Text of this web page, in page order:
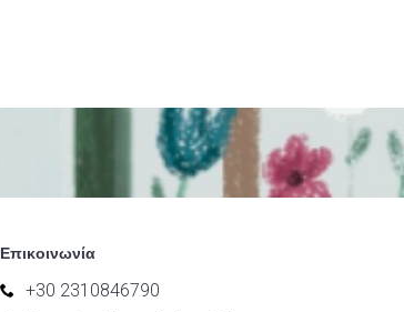
Επικοινωνία
+30 2310846790